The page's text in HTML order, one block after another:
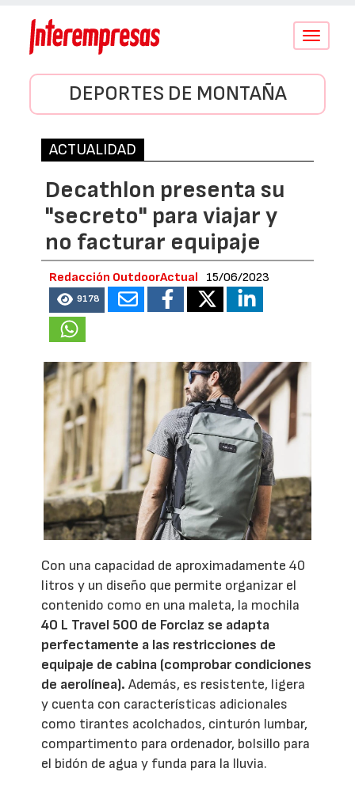
Conmutar
DEPORTES DE MONTAÑA
ACTUALIDAD
Decathlon presenta su
"secreto" para viajar y
no facturar equipaje
Redacción OutdoorActual 15/06/2023
9178
Con una capacidad de aproximadamente 40
litros y un diseño que permite organizar el
contenido como en una maleta, la mochila
40 L Travel 500 de Forclaz se adapta
perfectamente a las restricciones de
equipaje de cabina (comprobar condiciones
de aerolínea). Además, es resistente, ligera
y cuenta con características adicionales
como tirantes acolchados, cinturón lumbar,
compartimento para ordenador, bolsillo para
el bidón de agua y funda para la lluvia.